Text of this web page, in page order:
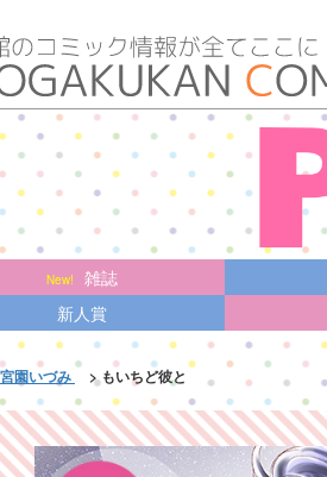
雑誌
新人賞
宮園いづみ > もいちど彼と